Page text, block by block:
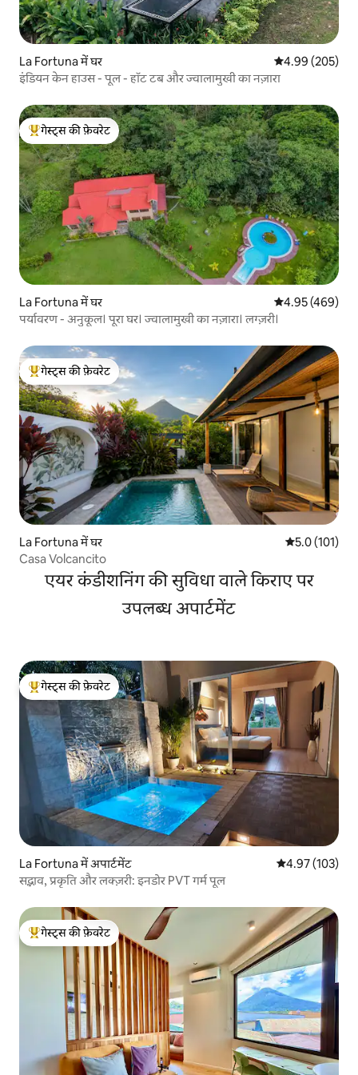
La Fortuna में घर औसत रेटिंग 5 में से
4.99 (205)
इंडियन केन हाउस - पूल - हॉट टब और ज्वालामुखी का नज़ारा
गेस्ट्स का टॉप फ़ेवरेट
गेस्ट्स की फ़ेवरेट
La Fortuna में घर औसत रेटिंग 5 में से
4.95 (469)
पर्यावरण - अनुकूल। पूरा घर। ज्वालामुखी का नज़ारा। लग्ज़री।
गेस्ट्स का टॉप फ़ेवरेट
गेस्ट्स की फ़ेवरेट
La Fortuna में घर औसत रेटिंग 5 में
5.0 (101)
Casa Volcancito
एयर कंडीशनिंग की सुविधा वाले किराए पर
उपलब्ध अपार्टमेंट
गेस्ट्स का टॉप फ़ेवरेट
गेस्ट्स की फ़ेवरेट
La Fortuna में अपार्टमेंट औसत रेटिंग 5 में से
4.97 (103)
सद्भाव, प्रकृति और लक्ज़री: इनडोर PVT गर्म पूल
गेस्ट्स का टॉप फ़ेवरेट
गेस्ट्स की फ़ेवरेट